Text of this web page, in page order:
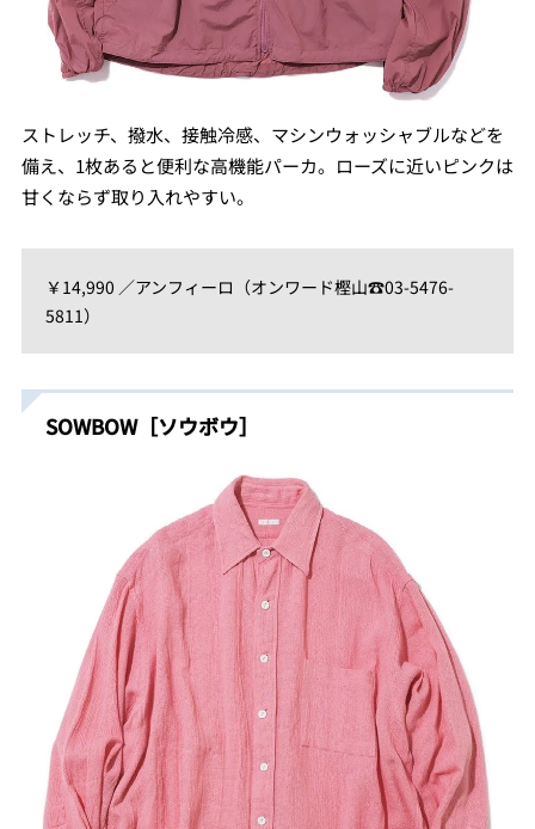
ストレッチ、撥水、接触冷感、マシンウォッシャブルなどを
備え、1枚あると便利な高機能パーカ。ローズに近いピンクは
甘くならず取り入れやすい。
￥14,990 ／アンフィーロ（オンワード樫山☎03-5476-
5811）
SOWBOW［ソウボウ］